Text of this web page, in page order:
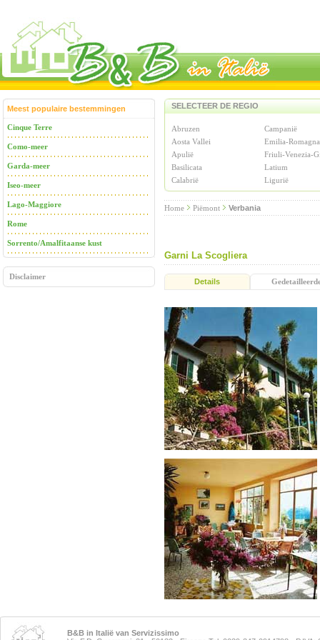
Meest populaire bestemmingen
Cinque Terre
Como-meer
Garda-meer
Iseo-meer
Lago-Maggiore
Rome
Sorrento/Amalfitaanse kust
Disclaimer
SELECTEER DE REGIO
Abruzen
Campanië
Aosta Vallei
Emilia-Romagna
Apulië
Friuli-Venezia-
Basilicata
Latium
Calabrië
Ligurië
Home Piëmont Verbania
Garni La Scogliera
Details
B&B in Italië van Servizissimo